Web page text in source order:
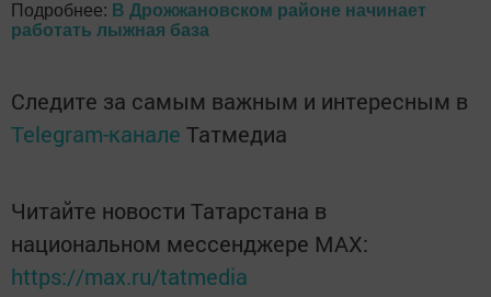
Подробнее: В Дрожжановском районе начинает
работать лыжная база
Следите за самым важным и интересным в
Telegram-канале Татмедиа
Читайте новости Татарстана в
национальном мессенджере MАХ:
https://max.ru/tatmedia